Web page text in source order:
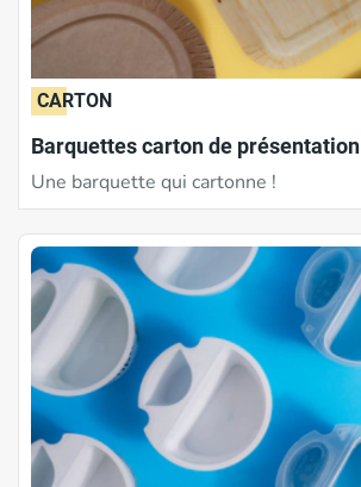
CARTON
Barquettes carton de présentation
Une barquette qui cartonne !